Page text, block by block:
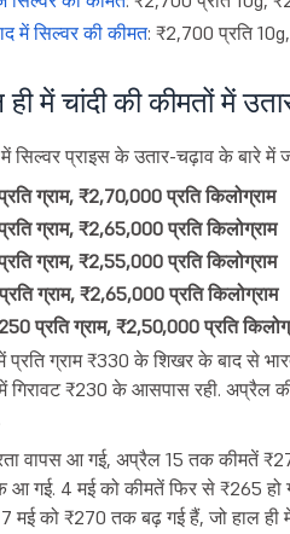
में सिल्वर की कीमत: ₹2,700 प्रति
ही में चांदी की कीमतों में
प्राइस के उतार-चढ़ाव के बारे में
ग्राम, ₹2,70,000 प्रति किलोग्राम
ग्राम, ₹2,65,000 प्रति किलोग्राम
ग्राम, ₹2,55,000 प्रति किलोग्राम
ग्राम, ₹2,65,000 प्रति किलोग्राम
प्रति ग्राम, ₹2,50,000 प्रति
प्रति ग्राम ₹330 के शिखर के बाद से
गिरावट ₹230 के आसपास रही.
वापस आ गई, अप्रैल 15 तक कीमतें
गई. 4 मई को कीमतें फिर से ₹265 हो
मई को ₹270 तक बढ़ गई हैं, जो हाल